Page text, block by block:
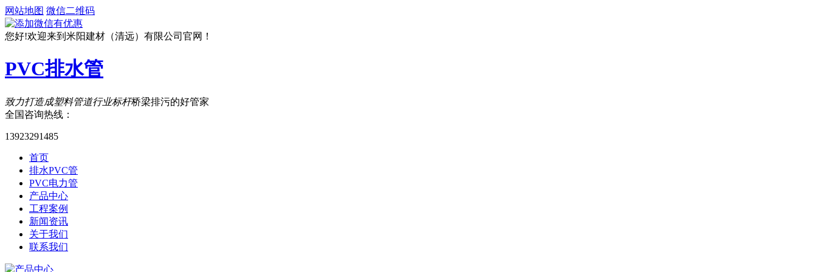
网站地图 微信二维码
您好!欢迎来到米阳建材（清远）有限公司官网！
PVC排水管
致力打造成塑料管道行业标杆桥梁排污的好管家
全国咨询热线：
13923291485
首页
排水PVC管
PVC电力管
产品中心
工程案例
新闻资讯
关于我们
联系我们